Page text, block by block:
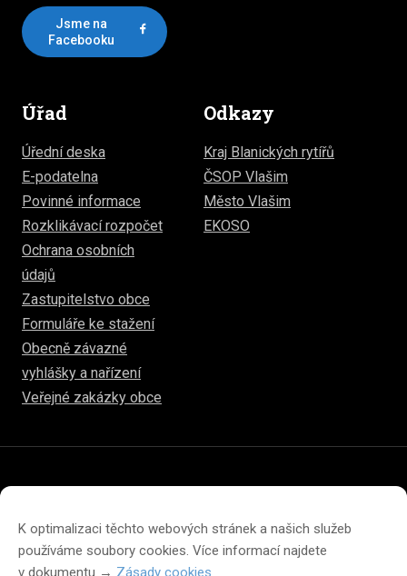
K optimalizaci těchto webových stránek a našich služeb
používáme soubory cookies. Více informací najdete
v dokumentu → Zásady cookies
Jsme na
Facebooku
Úřad
Úřední deska
E-podatelna
Povinné informace
Rozklikávací rozpočet
Ochrana osobních
údajů
Zastupitelstvo obce
Formuláře ke stažení
Obecně závazné
vyhlášky a nařízení
Veřejné zakázky obce
Odkazy
Kraj Blanických rytířů
ČSOP Vlašim
Město Vlašim
EKOSO
Prohlášení o přístupnosti
Prohlášení o ochraně soukromí
Zásady cookies (EU)